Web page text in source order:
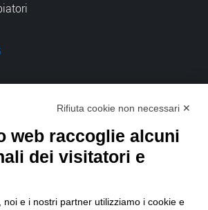
Rifiuta cookie non necessari ✕
web raccoglie alcuni
dei visitatori e
noi e i nostri partner utilizziamo i cookie e